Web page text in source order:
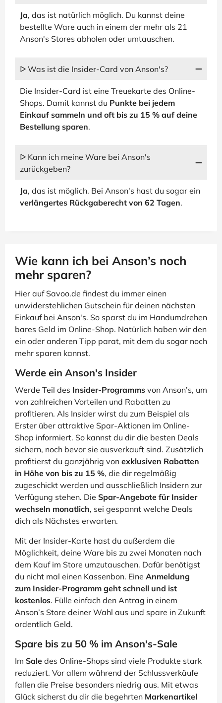
Ja, das ist natürlich möglich. Du kannst deine
bestellte Ware auch in einem der mehr als 21
Anson's Stores abholen oder umtauschen.
ᐅ Was ist die Insider-Card von Anson's?
Die Insider-Card ist eine Treuekarte des Online-
Shops. Damit kannst du Punkte bei jedem
Einkauf sammeln und oft bis zu 15 % auf deine
Bestellung sparen.
ᐅ Kann ich meine Ware bei Anson's
zurückgeben?
Ja, das ist möglich. Bei Anson's hast du sogar ein
verlängertes Rückgaberecht von 62 Tagen.
Wie kann ich bei Anson’s noch
mehr sparen?
Hier auf Savoo.de findest du immer einen
unwiderstehlichen Gutschein für deinen nächsten
Einkauf bei Anson's. So sparst du im Handumdrehen
bares Geld im Online-Shop. Natürlich haben wir den
ein oder anderen Tipp parat, mit dem du sogar noch
mehr sparen kannst.
Werde ein Anson's Insider
Werde Teil des Insider-Programms von Anson’s, um
von zahlreichen Vorteilen und Rabatten zu
profitieren. Als Insider wirst du zum Beispiel als
Erster über attraktive Spar-Aktionen im Online-
Shop informiert. So kannst du dir die besten Deals
sichern, noch bevor sie ausverkauft sind. Zusätzlich
profitierst du ganzjährig von exklusiven Rabatten
in Höhe von bis zu 15 %, die dir regelmäßig
zugeschickt werden und ausschließlich Insidern zur
Verfügung stehen. Die Spar-Angebote für Insider
wechseln monatlich, sei gespannt welche Deals
dich als Nächstes erwarten.
Mit der Insider-Karte hast du außerdem die
Möglichkeit, deine Ware bis zu zwei Monaten nach
dem Kauf im Store umzutauschen. Dafür benötigst
du nicht mal einen Kassenbon. Eine Anmeldung
zum Insider-Programm geht schnell und ist
kostenlos. Fülle einfach den Antrag in einem
Anson’s Store deiner Wahl aus und spare in Zukunft
ordentlich Geld.
Spare bis zu 50 % im Anson's-Sale
Im Sale des Online-Shops sind viele Produkte stark
reduziert. Vor allem während der Schlussverkäufe
fallen die Preise besonders niedrig aus. Mit etwas
Glück sicherst du dir die begehrten Markenartikel